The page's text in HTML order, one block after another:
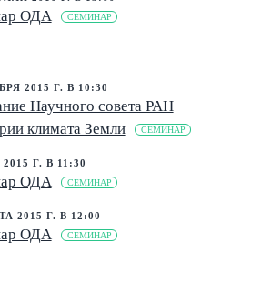
ОДА СЕМИНАР
2015 Г. В 10:30
Научного совета РАН
климата Земли
СЕМИНАР
Г. В 11:30
ОДА СЕМИНАР
2015 Г. В 12:00
ОДА СЕМИНАР